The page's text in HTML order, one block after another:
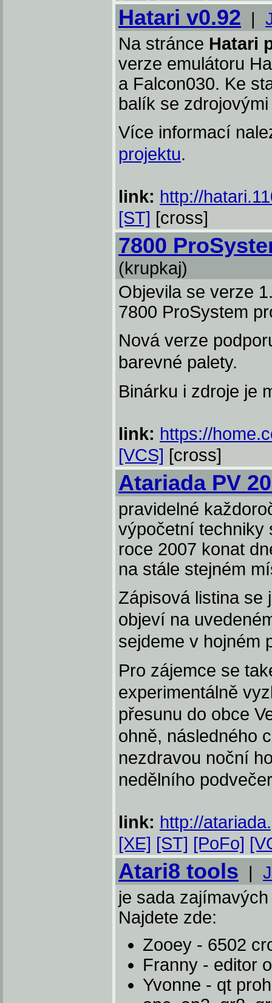
Hatari v0.92 |
Na stránce Hatari
verze emulátoru
a Falcon030. Ke
balík se
Více informací
projektu.
link: http://
[ST] [cross]
7800
(krupkaj)
Objevila se verze
7800 ProSystem
Nová verze
barevné palety.
Binárku i zdroje je
link: https://
[VCS] [cross]
Atariada PV
pravidelné
výpočetní techniky
roce 2007 konat
na stále stejném
Zápisová listina se
objeví na
sejdeme v hojném
Pro zájemce se
experimentálně
přesunu do obce
ohně, následného
nezdravou noční
nedělního
link: http://
[XE] [ST] [PoFo]
Atari8 tools |
je sada
Najdete zde:
Zooey - 6502
Franny - editor
Yvonne - qt